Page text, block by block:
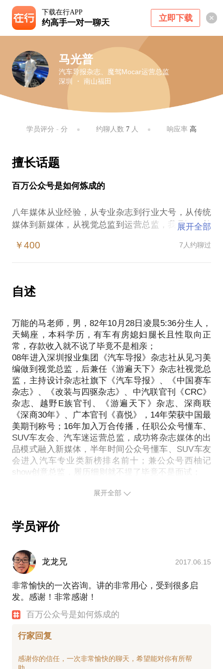
下载在行APP
约高手一对一聊天 立即下载
马光普
汽车导报杂志、魔驾Mocar运营总监
深圳 ・ 南山福田
学员评分 - 分 约聊人数 7人 响应率高
擅长话题
百万公众号是如何炼成的
八年媒体从业经验，从专业杂志到行业大号，从传统
媒体到新媒体，从视觉总监到运营总监，我见证了并
前十。无论是新媒体还是老媒体，关键在于内容和渠
针对公众号运营的几个热点问题进行解答、
分享一些大咖们在公众场合死也不会分享给你的干
当然涨粉、变现、十万+，是必答题，
但也请注意：投资理财方向不聊、搞笑八卦方向不
展开全部
￥400 7人约聊过
自述
万能的马老师，男，82年10月28日凌晨5:36分生人，
天蝎座，本科学历，有车有房媳妇腿长且性取向正
常，存款收入就不说了毕竟不是相亲；
08年进入深圳报业集团《汽车导报》杂志社从见习美
编做到视觉总监，后兼任《游遍天下》杂志社视觉总
监，主持设计杂志社旗下《汽车导报》、《中国赛车
杂志》、《改装与四驱杂志》、中汽联官刊《CRC》
杂志、越野E族官刊、《游遍天下》杂志、深商联
《深商30年》、广本官刊《喜悦》，14年荣获中国最
美期刊称号；16年加入万合传播，任职公众号懂车、
SUV车友会、汽车迷运营总监，成功将杂志媒体的出
品模式融入新媒体，半年时间公众号懂车、SUV车友
会进入汽车专业类新榜排名前十；兼公众号西柚记
show创意总监，履历细则就不提了毕竟不是面试；
军的好战士，啥都不懂的大学生。家庭背景也不讲了
享会后，也才明白，公众场合无干货的道理，有些经
事没有我不知道的事，你聊他聊不如和我聊，做媒体
我在行，我是万能的马老师。对了，我喝拿铁，少
展开全部
学员评价
龙龙兄 2017.06.15
非常愉快的一次咨询。讲的非常用心，受到很多启
发。感谢！非常感谢！
百万公众号是如何炼成的
行家回复
感谢你的信任，一次非常愉快的聊天，希望能对你有所帮